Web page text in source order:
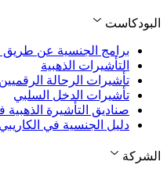
البودكاست
برامج الجنسية عن طريق
التأشيرات الذهبية
تأشيرات الرحالة الرقميين
تأشيرات الدخل السلبي
صناديق التأشيرة الذهبية
دليل الجنسية في الكاريبي
الشركة